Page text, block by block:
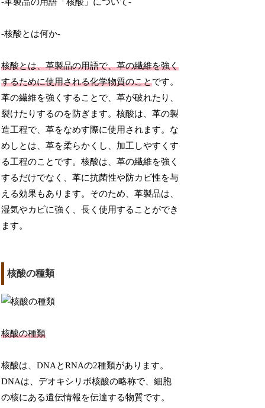
-革製品の用語「核酸」について-
-核酸とは何か-
核酸とは、革製品の用語で、革の繊維を強く
するために使用される化学物質のことです。
革の繊維を強くすることで、革が破れたり、
裂けたりするのを防ぎます。核酸は、革の製
造工程で、革をなめす際に使用されます。な
めしとは、革を柔らかくし、加工しやすくす
る工程のことです。核酸は、革の繊維を強く
するだけでなく、革に抗菌性や防カビ性を与
える効果もあります。そのため、革製品は、
湿気やカビに強く、長く使用することができ
ます。
核酸の種類
核酸の種類
核酸は、DNAとRNAの2種類があります。
DNAは、デオキシリボ核酸の略称で、細胞
の核にある遺伝情報を伝達する物質です。